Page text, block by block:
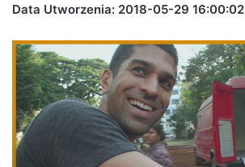
Data Utworzenia: 2018-05-29 16:00:02